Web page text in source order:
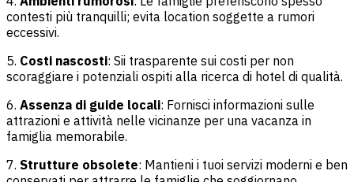
contesti più tranquilli; evita location soggette a rumori
eccessivi.
5. Costi nascosti: Sii trasparente sui costi per non
scoraggiare i potenziali ospiti alla ricerca di hotel di qualità.
6. Assenza di guide locali: Fornisci informazioni sulle
attrazioni e attività nelle vicinanze per una vacanza in
famiglia memorabile.
7. Strutture obsolete: Mantieni i tuoi servizi moderni e ben